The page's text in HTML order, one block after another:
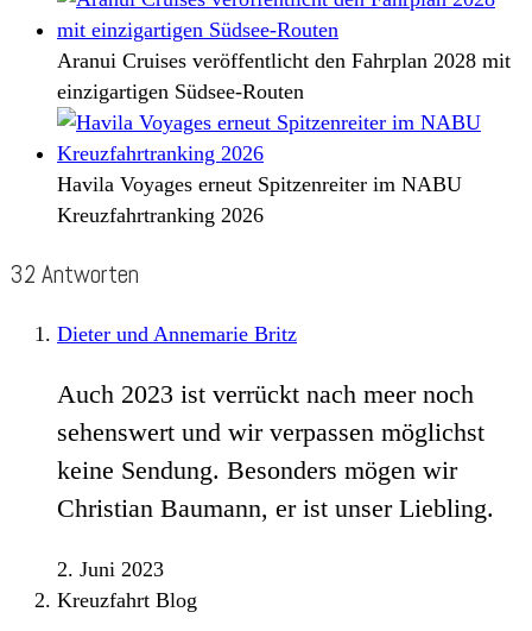
Aranui Cruises veröffentlicht den Fahrplan 2028 mit
einzigartigen Südsee-Routen
Havila Voyages erneut Spitzenreiter im NABU
Kreuzfahrtranking 2026
32 Antworten
Dieter und Annemarie Britz
Auch 2023 ist verrückt nach meer noch
sehenswert und wir verpassen möglichst
keine Sendung. Besonders mögen wir
Christian Baumann, er ist unser Liebling.
2. Juni 2023
Kreuzfahrt Blog